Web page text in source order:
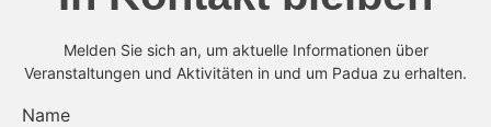
Melden Sie sich an, um aktuelle Informationen über
Veranstaltungen und Aktivitäten in und um Padua zu erhalten.
Name